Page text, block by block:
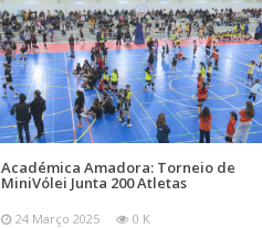
Académica Amadora: Torneio de
MiniVólei Junta 200 Atletas
24 Março 2025 0 K